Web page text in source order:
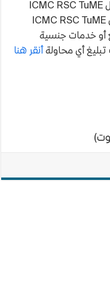
إن الخدمات المقدمة من قبل منظمة ال ICMC RSC TuME
هي مجانية. لا يوجد أحد في منظمة ال ICMC RSC TuME
أو خدمات جنسية
أي محاولة أنقر هنا